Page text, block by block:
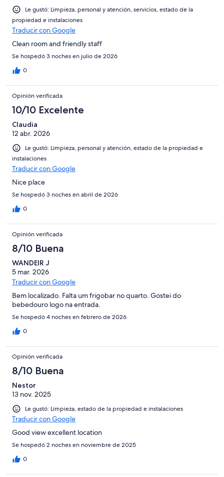
Le gustó: Limpieza, personal y atención, servicios, estado de la
propiedad e instalaciones
Traducir con Google
Clean room and friendly staff
Se hospedó 3 noches en julio de 2026
0
Opinión verificada
10/10 Excelente
Claudia
12 abr. 2026
Le gustó: Limpieza, personal y atención, estado de la propiedad e
instalaciones
Traducir con Google
Nice place
Se hospedó 3 noches en abril de 2026
0
Opinión verificada
8/10 Buena
WANDEIR J
5 mar. 2026
Traducir con Google
Bem localizado. Falta um frigobar no quarto. Gostei do
bebedouro logo na entrada.
Se hospedó 4 noches en febrero de 2026
0
Opinión verificada
8/10 Buena
Nestor
13 nov. 2025
Le gustó: Limpieza, estado de la propiedad e instalaciones
Traducir con Google
Good view excellent location
Se hospedó 2 noches en noviembre de 2025
0